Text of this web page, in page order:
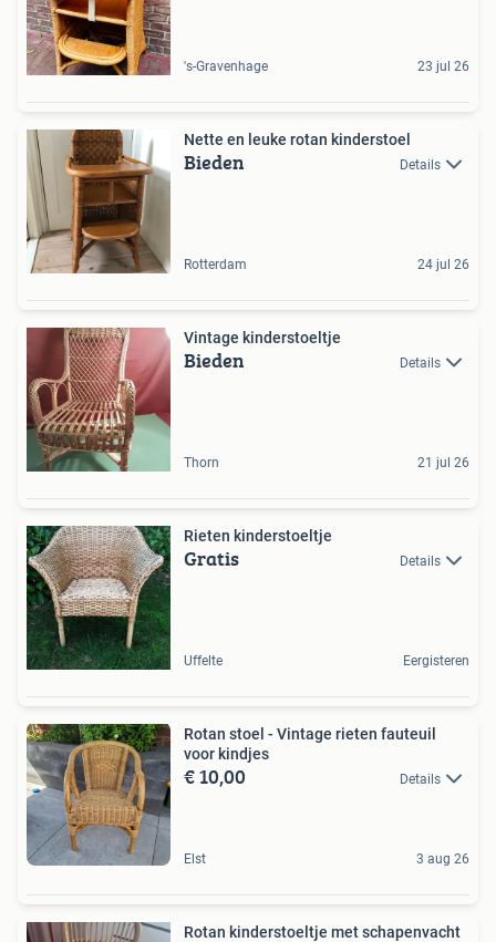
's-Gravenhage 23 jul 26
Nette en leuke rotan kinderstoel
Bieden Details
Rotterdam 24 jul 26
Vintage kinderstoeltje
Bieden Details
Thorn 21 jul 26
Rieten kinderstoeltje
Gratis Details
Uffelte Eergisteren
Rotan stoel - Vintage rieten fauteuil
voor kindjes
€ 10,00 Details
Elst 3 aug 26
Rotan kinderstoeltje met schapenvacht